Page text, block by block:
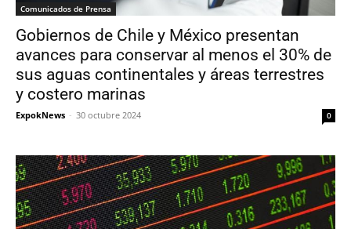
Comunicados de Prensa
Gobiernos de Chile y México presentan
avances para conservar al menos el 30% de
sus aguas continentales y áreas terrestres
y costero marinas
ExpokNews - 30 octubre 2024 0